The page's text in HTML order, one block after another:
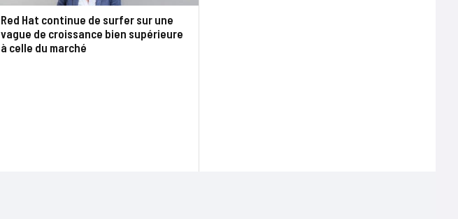
Red Hat continue de surfer sur une
vague de croissance bien supérieure
à celle du marché